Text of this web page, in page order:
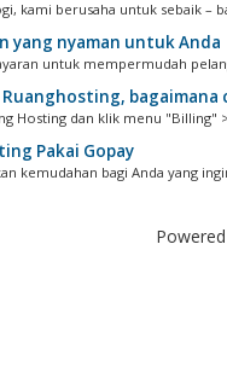
kami berusaha untuk sebaik –
yang nyaman untuk Anda
untuk mempermudah
bagaimana
Hosting dan klik menu "Billing"
Pakai Gopay
kemudahan bagi Anda yang